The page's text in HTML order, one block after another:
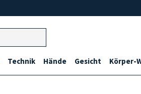
Technik Hände Gesicht Körper-